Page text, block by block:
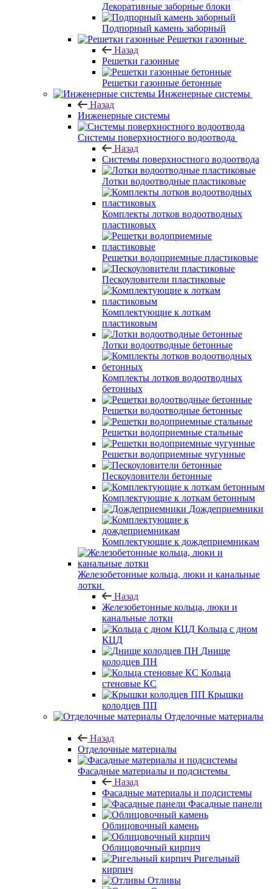
Декоративные заборные блоки
Подпорный камень заборный
Решетки газонные
Назад
Решетки газонные
Решетки газонные бетонные
Инженерные системы
Назад
Инженерные системы
Системы поверхностного водоотвода
Назад
Системы поверхностного водоотвода
Лотки водоотводные пластиковые
Комплекты лотков водоотводных
пластиковых
Решетки водоприемные пластиковые
Пескоуловители пластиковые
Комплектующие к лоткам
пластиковым
Лотки водоотводные бетонные
Комплекты лотков водоотводных
бетонных
Решетки водоотводные бетонные
Решетки водоприемные стальные
Решетки водоприемные чугунные
Пескоуловители бетонные
Комплектующие к лоткам бетонным
Дождеприемники
Комплектующие к дождеприемникам
Железобетонные кольца, люки и канальные
лотки
Назад
Железобетонные кольца, люки и
канальные лотки
Кольца с дном
КЦД
Днище
колодцев ПН
Кольца
стеновые КС
Крышки
колодцев ПП
Отделочные материалы
Назад
Отделочные материалы
Фасадные материалы и подсистемы
Назад
Фасадные материалы и подсистемы
Фасадные панели
Облицовочный камень
Облицовочный кирпич
Ригельный
кирпич
Отливы